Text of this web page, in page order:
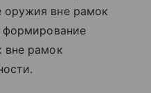
вне рамок
формирование
вне рамок